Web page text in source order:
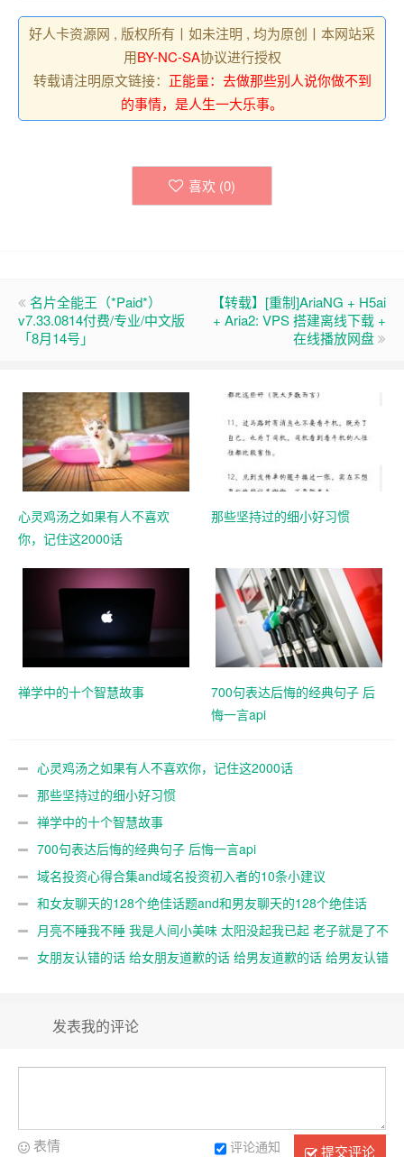
好人卡资源网 , 版权所有丨如未注明 , 均为原创丨本网站采
用BY-NC-SA协议进行授权
转载请注明原文链接： 正能量：去做那些别人说你做不到
的事情，是人生一大乐事。
喜欢 (0)
名片全能王（*Paid*）
v7.33.0814付费/专业/中文版
「8月14号」
【转载】[重制]AriaNG + H5ai
+ Aria2: VPS 搭建离线下载 +
在线播放网盘
心灵鸡汤之如果有人不喜欢
你，记住这2000话
那些坚持过的细小好习惯
禅学中的十个智慧故事
700句表达后悔的经典句子 后
悔一言api
心灵鸡汤之如果有人不喜欢你，记住这2000话
那些坚持过的细小好习惯
禅学中的十个智慧故事
700句表达后悔的经典句子 后悔一言api
域名投资心得合集and域名投资初入者的10条小建议
和女友聊天的128个绝佳话题and和男友聊天的128个绝佳话
题 月亮不睡我不睡 我是人间小美味 太阳没起我已起 老子就是了不
起 女朋友认错的话 给女朋友道歉的话 给男友道歉的话 给男友认错
发表我的评论
提交评论
评论通知
表情